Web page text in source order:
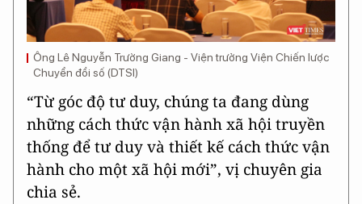
Ông Lê Nguyễn Trường Giang - Viện trưởng Viện Chiến lược
Chuyển đổi số (DTSI)
“Từ góc độ tư duy, chúng ta đang dùng
những cách thức vận hành xã hội truyền
thống để tư duy và thiết kế cách thức vận
hành cho một xã hội mới”, vị chuyên gia
chia sẻ.